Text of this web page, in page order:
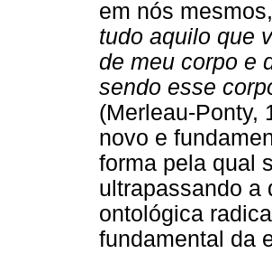
em nós
tudo aquilo que
de meu corpo e
sendo esse
(Merleau-Ponty,
novo e
forma pela qual
ultrapassando a
ontológica
fundamental da